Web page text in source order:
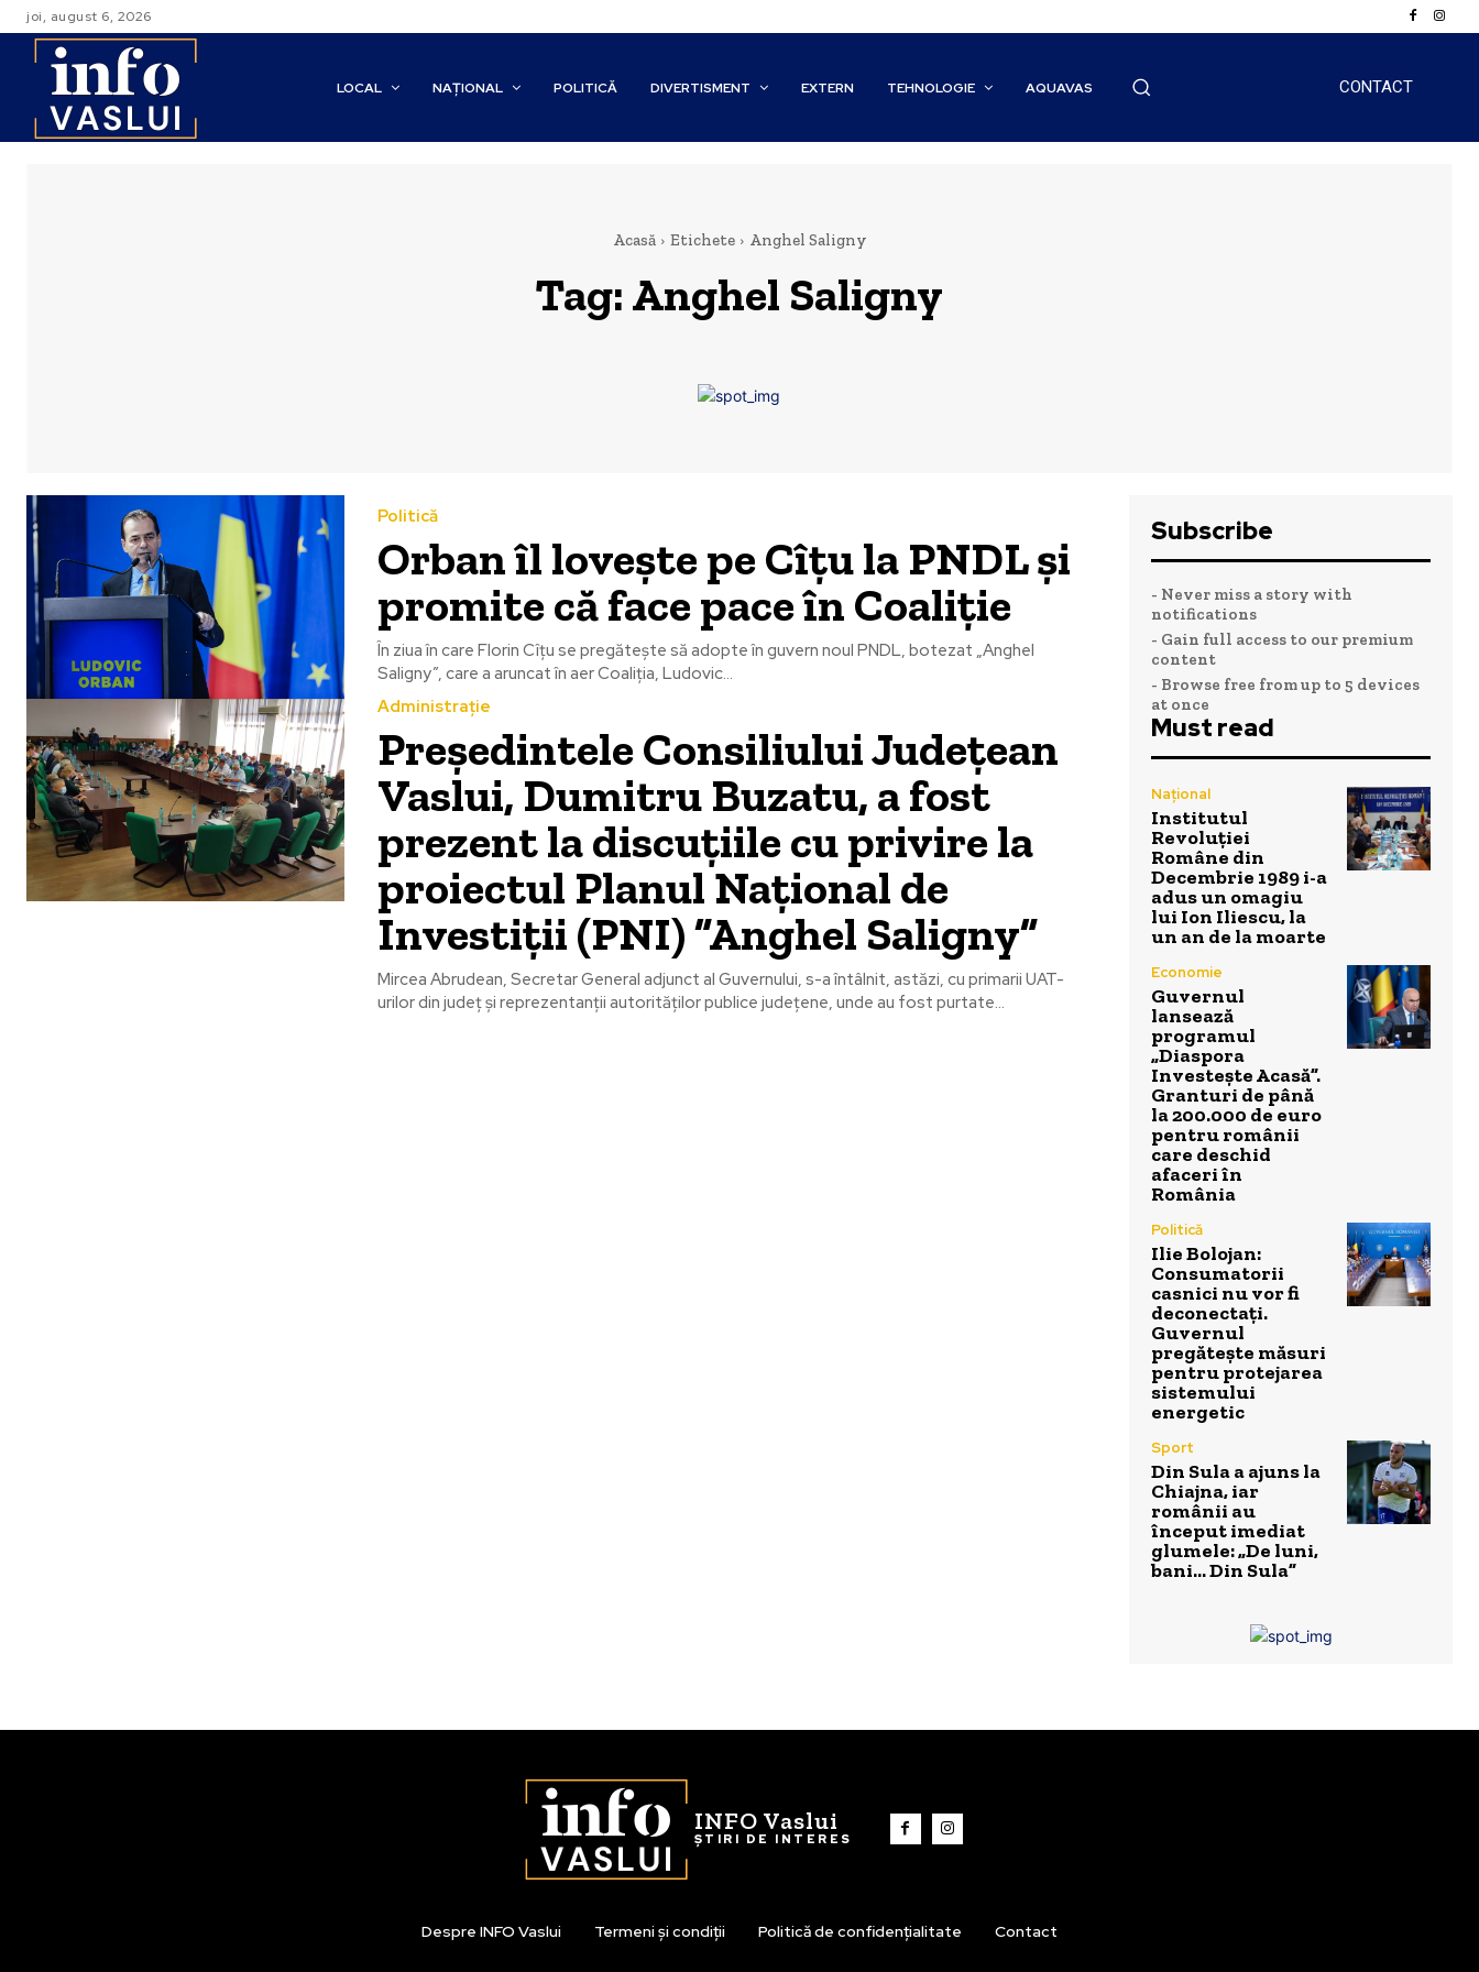
joi, august 6, 2026
LOCAL NAȚIONAL POLITICĂ DIVERTISMENT EXTERN TEHNOLOGIE AQUAVAS CONTACT
Acasă Etichete Anghel Saligny
Tag:Anghel Saligny
Politică
Orban îl lovește pe Cîțu la PNDL și
promite că face pace în Coaliție
În ziua în care Florin Cîțu se pregătește să adopte în guvern noul PNDL, botezat „Anghel
Saligny”, care a aruncat în aer Coaliția, Ludovic...
Administrație
Președintele Consiliului Județean
Vaslui, Dumitru Buzatu, a fost
prezent la discuțiile cu privire la
proiectul Planul Național de
Investiții (PNI) ”Anghel Saligny”
Mircea Abrudean, Secretar General adjunct al Guvernului, s-a întâlnit, astăzi, cu primarii UAT-
urilor din județ și reprezentanții autorităților publice județene, unde au fost purtate...
Subscribe
- Never miss a story with
notifications
- Gain full access to our premium
content
- Browse free from up to 5 devices
at once
Must read
Național
Institutul
Revoluției
Române din
Decembrie 1989 i-a
adus un omagiu
lui Ion Iliescu, la
un an de la moarte
Economie
Guvernul
lansează
programul
„Diaspora
Investește Acasă”.
Granturi de până
la 200.000 de euro
pentru românii
care deschid
afaceri în
România
Politică
Ilie Bolojan:
Consumatorii
casnici nu vor fi
deconectați.
Guvernul
pregătește măsuri
pentru protejarea
sistemului
energetic
Sport
Din Sula a ajuns la
Chiajna, iar
românii au
început imediat
glumele: „De luni,
bani… Din Sula”
INFO Vaslui
ȘTIRI DE INTERES
Despre INFO Vaslui Termeni și condiții Politică de confidențialitate Contact